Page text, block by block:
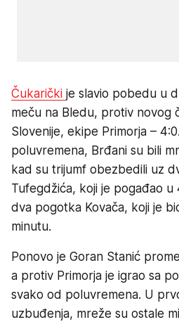
Čukarički je slavio pobedu u
meču na Bledu, protiv novog
Slovenije, ekipe Primorja –
poluvremena, Brđani su bili
kad su trijumf obezbedili uz
Tufegdžića, koji je pogađao u
dva pogotka Kovača, koji je
minutu.
Ponovo je Goran Stanić
a protiv Primorja je igrao sa
svako od poluvremena. U
uzbuđenja, mreže su ostale